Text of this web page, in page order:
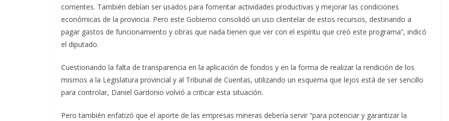
corrientes. También debían ser usados para fomentar actividades productivas y mejorar las condiciones
económicas de la provincia. Pero este Gobierno consolidó un uso clientelar de estos recursos, destinando a
pagar gastos de funcionamiento y obras que nada tienen que ver con el espíritu que creó este programa”, indicó
el diputado.
Cuestionando la falta de transparencia en la aplicación de fondos y en la forma de realizar la rendición de los
mismos a la Legislatura provincial y al Tribunal de Cuentas, utilizando un esquema que lejos está de ser sencillo
para controlar, Daniel Gardonio volvió a criticar esta situación.
Pero también enfatizó que el aporte de las empresas mineras debería servir “para potenciar y garantizar la